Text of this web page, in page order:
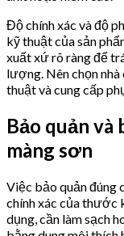
Độ chính xác và độ
kỹ thuật của sản
xuất xứ rõ ràng để
lượng. Nên chọn
thuật và cung cấp
Bảo quản
màng sơn
Việc bảo quản đúng
chính xác của thước
dụng, cần làm sạch